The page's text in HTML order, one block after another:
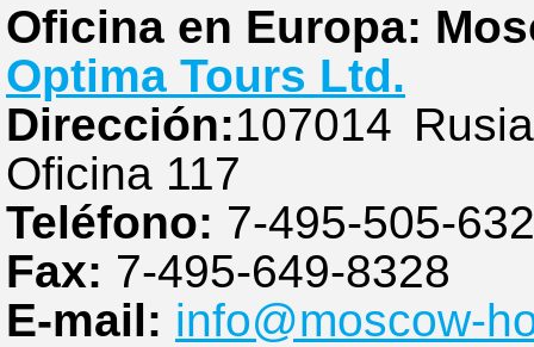
Oficina en Europa:
Optima Tours Ltd.
Dirección:107014
Oficina 117
Teléfono: 7-495-505-
Fax: 7-495-649-8328
E-mail: info@moscow-